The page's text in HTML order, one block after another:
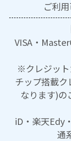
ご利
VISA・
※クレジット
チップ搭載
なります)の
iD・楽天Edy
通